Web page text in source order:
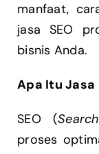
manfaat,
jasa SEO
bisnis Anda.
Apa Itu Jasa
SEO (
proses